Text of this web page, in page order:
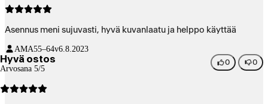
Asennus meni sujuvasti, hyvä kuvanlaatu ja helppo käyttää
AMA55–64v6.8.2023
Hyvä ostos
Arvosana 5/5
0 0